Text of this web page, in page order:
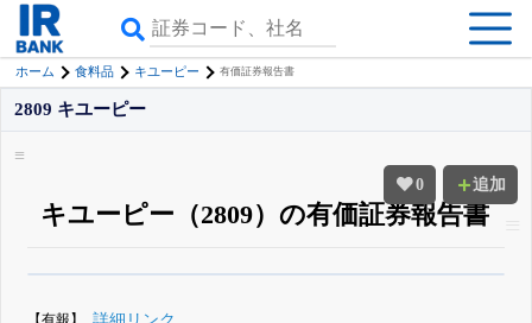
ホーム 食料品 キユーピー 有価証券報告書
0 追加
2809 キユーピー
キユーピー（2809）の有価証券報告書
詳しく見られる無料でβ版をはじめる
【有報】